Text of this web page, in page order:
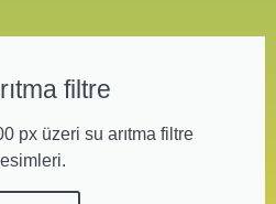
filtre
px üzeri su arıtma filtre